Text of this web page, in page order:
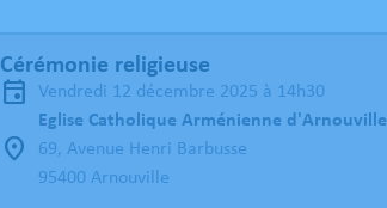
Cérémonie religieuse
vendredi 12 décembre 2025 à 14h30
Eglise Catholique Arménienne d'Arnouville
69, Avenue Henri Barbusse
95400 Arnouville